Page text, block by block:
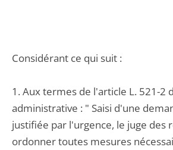
Considérant ce qui suit :
1. Aux termes de l'article L. 521-2
administrative : " Saisi d'une
justifiée par l'urgence, le juge des
ordonner toutes mesures